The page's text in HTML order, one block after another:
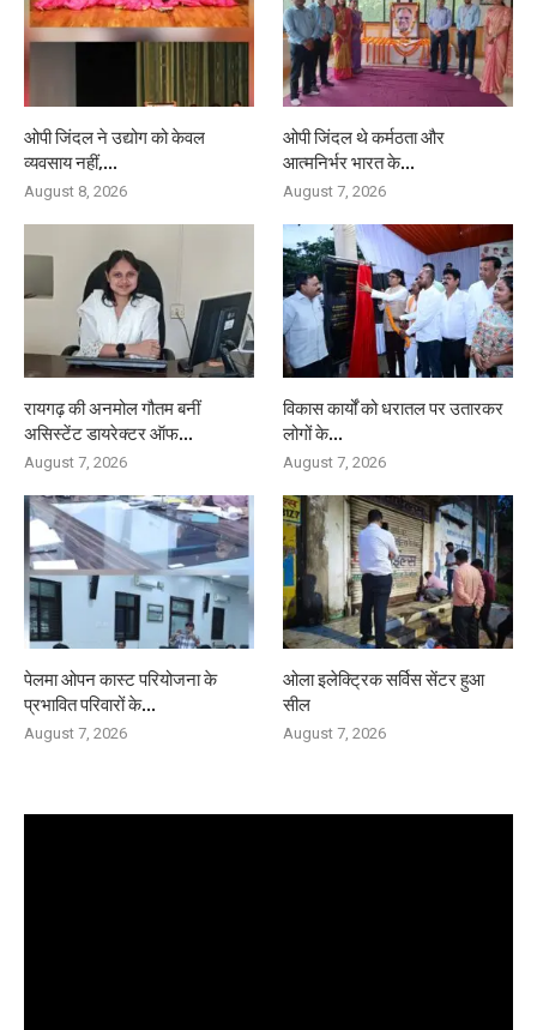
ओपी जिंदल ने उद्योग को केवल
व्यवसाय नहीं,...
August 8, 2026
ओपी जिंदल थे कर्मठता और
आत्मनिर्भर भारत के...
August 7, 2026
रायगढ़ की अनमोल गौतम बनीं
असिस्टेंट डायरेक्टर ऑफ...
August 7, 2026
विकास कार्यों को धरातल पर उतारकर
लोगों के...
August 7, 2026
पेलमा ओपन कास्ट परियोजना के
प्रभावित परिवारों के...
August 7, 2026
ओला इलेक्ट्रिक सर्विस सेंटर हुआ
सील
August 7, 2026